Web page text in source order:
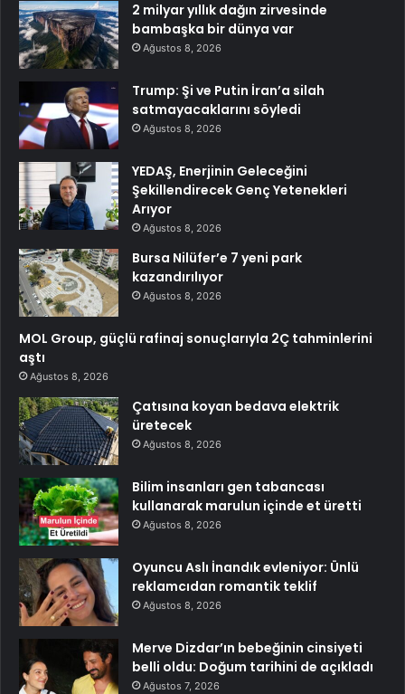
2 milyar yıllık dağın zirvesinde
bambaşka bir dünya var
Ağustos 8, 2026
Trump: Şi ve Putin İran’a silah
satmayacaklarını söyledi
Ağustos 8, 2026
YEDAŞ, Enerjinin Geleceğini
Şekillendirecek Genç Yetenekleri
Arıyor
Ağustos 8, 2026
Bursa Nilüfer’e 7 yeni park
kazandırılıyor
Ağustos 8, 2026
MOL Group, güçlü rafinaj sonuçlarıyla 2Ç tahminlerini
aştı
Ağustos 8, 2026
Çatısına koyan bedava elektrik
üretecek
Ağustos 8, 2026
Bilim insanları gen tabancası
kullanarak marulun içinde et üretti
Ağustos 8, 2026
Oyuncu Aslı İnandık evleniyor: Ünlü
reklamcıdan romantik teklif
Ağustos 8, 2026
Merve Dizdar’ın bebeğinin cinsiyeti
belli oldu: Doğum tarihini de açıkladı
Ağustos 7, 2026